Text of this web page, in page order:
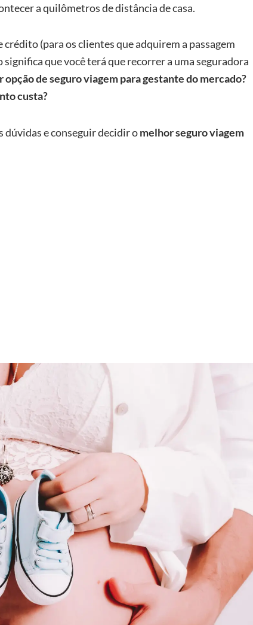
a quilômetros de distância de casa.
(para os clientes que adquirem a passagem
que você terá que recorrer a uma seguradora
opção de seguro viagem para gestante do mercado?
custa?
dúvidas e conseguir decidir omelhor seguro viagem